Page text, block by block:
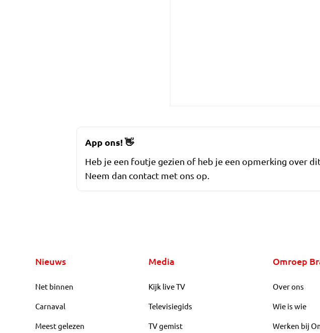
App ons!👋
Heb je een foutje gezien of heb je een opmerking over
Neem dan contact met ons op.
Nieuws
Net binnen
Carnaval
Meest gelezen
Media
Kijk live TV
Televisiegids
TV gemist
Omroep
Over ons
Wie is wie
Werken bij